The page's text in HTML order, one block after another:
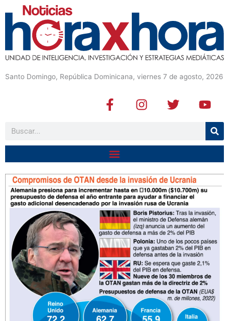
Santo Domingo, República Dominicana, viernes 7 de agosto, 2026
F
a
b
o
o
k
-
f
I
n
a
g
r
a
m
T
w
t
e
r
Y
o
u
u
b
e
Buscar